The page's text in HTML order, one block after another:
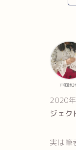
戸鞠和
2020
ジェク
実は筆